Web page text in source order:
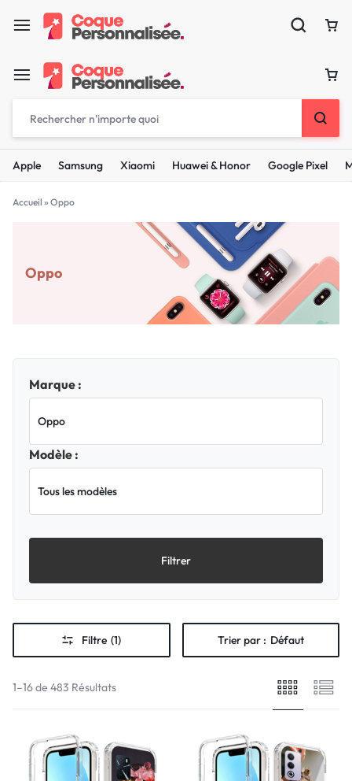
Apple Samsung Xiaomi Huawei & Honor Google Pixel
Accueil » Oppo
Oppo
Marque :
Modèle :
Filtrer
Filtre (1) Trier par : Défaut
1–16 de 483 Résultats